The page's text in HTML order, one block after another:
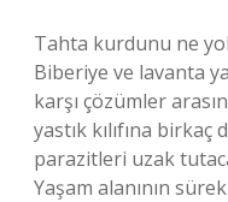
Tahta kurdunu ne
Biberiye ve lavanta
karşı çözümler
yastık kılıfına
parazitleri uzak
Yaşam alanının